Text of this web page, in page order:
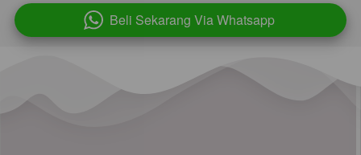
` Beli Sekarang Via Whatsapp